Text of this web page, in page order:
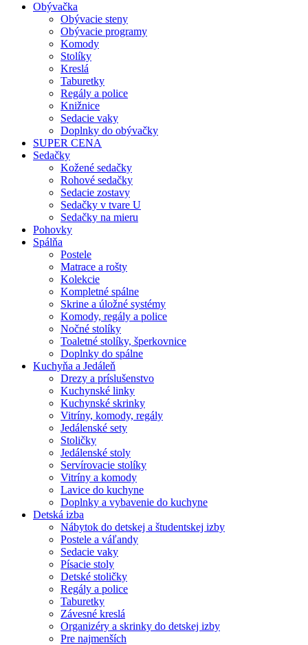
Obývačka
Obývacie steny
Obývacie programy
Komody
Stolíky
Kreslá
Taburetky
Regály a police
Knižnice
Sedacie vaky
Doplnky do obývačky
SUPER CENA
Sedačky
Kožené sedačky
Rohové sedačky
Sedacie zostavy
Sedačky v tvare U
Sedačky na mieru
Pohovky
Spálňa
Postele
Matrace a rošty
Kolekcie
Kompletné spálne
Skrine a úložné systémy
Komody, regály a police
Nočné stolíky
Toaletné stolíky, šperkovnice
Doplnky do spálne
Kuchyňa a Jedáleň
Drezy a príslušenstvo
Kuchynské linky
Kuchynské skrinky
Vitríny, komody, regály
Jedálenské sety
Stoličky
Jedálenské stoly
Servírovacie stolíky
Vitríny a komody
Lavice do kuchyne
Doplnky a vybavenie do kuchyne
Detská izba
Nábytok do detskej a študentskej izby
Postele a váľandy
Sedacie vaky
Písacie stoly
Detské stoličky
Regály a police
Taburetky
Závesné kreslá
Organizéry a skrinky do detskej izby
Pre najmenších